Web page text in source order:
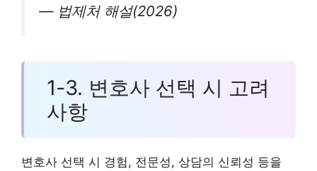
— 법제처 해설(2026)
1-3. 변호사 선택 시 고려
사항
변호사 선택 시 경험, 전문성, 상담의 신뢰성 등을